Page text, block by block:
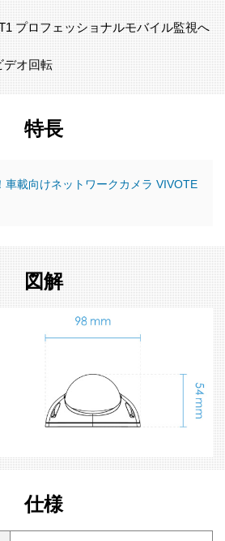
プロフェッショナルモバイル監視へ
デオ回転
特長
車載向けネットワークカメラ VIVOTE
図解
仕様